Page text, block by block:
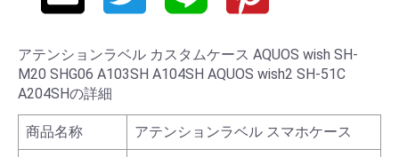
アテンションラベル カスタムケース AQUOS wish SH-
M20 SHG06 A103SH A104SH AQUOS wish2 SH-51C
A204SHの詳細
商品名称 アテンションラベル スマホケース